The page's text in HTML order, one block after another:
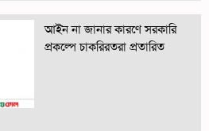
আইন না জানার কারণে সরকারি
প্রকল্পে চাকরিরতরা প্রতারিত